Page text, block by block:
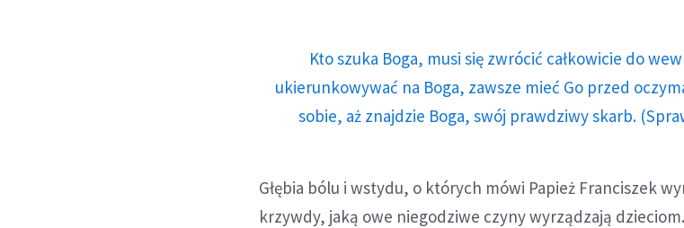
Kto szuka Boga, musi się zwrócić całkowicie do
ukierunkowywać na Boga, zawsze mieć Go przed
sobie, aż znajdzie Boga, swój prawdziwy skarb.
Głębia bólu i wstydu, o których mówi Papież Franciszek
krzywdy, jaką owe niegodziwe czyny wyrządzają